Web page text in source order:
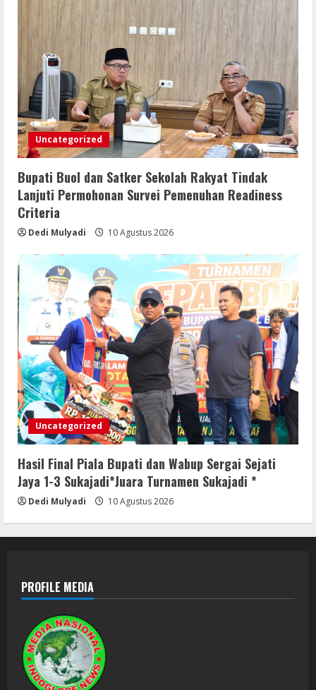
Uncategorized
Bupati Buol dan Satker Sekolah Rakyat Tindak
Lanjuti Permohonan Survei Pemenuhan Readiness
Criteria
Dedi Mulyadi 10 Agustus 2026
Uncategorized
Hasil Final Piala Bupati dan Wabup Sergai Sejati
Jaya 1-3 Sukajadi*Juara Turnamen Sukajadi *
Dedi Mulyadi 10 Agustus 2026
PROFILE MEDIA